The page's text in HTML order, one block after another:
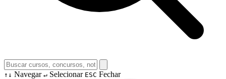
↑↓ Navegar ↵ Selecionar ESC Fechar